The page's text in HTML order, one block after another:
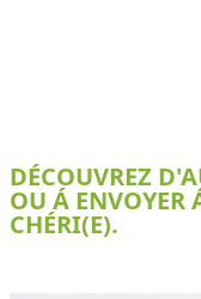
DÉCOUVREZ
OU Á ENVOYER
CHÉRI(E).